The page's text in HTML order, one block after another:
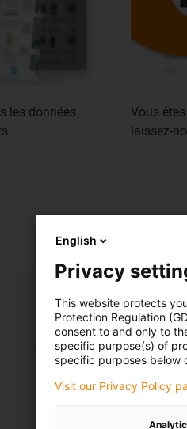
les données
Vous
laissez-
English
Privacy
This website protects
Protection Regulation
consent to and only to
specific purpose(s) of
specific purposes below
Visit our Privacy Policy